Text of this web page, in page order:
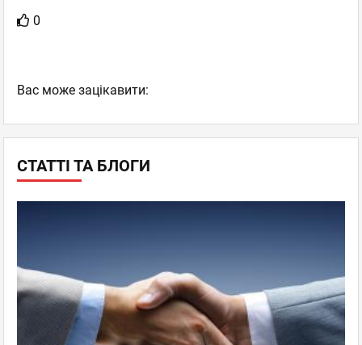
СТАТТІ ТА БЛОГИ
0
Вас може зацікавити: